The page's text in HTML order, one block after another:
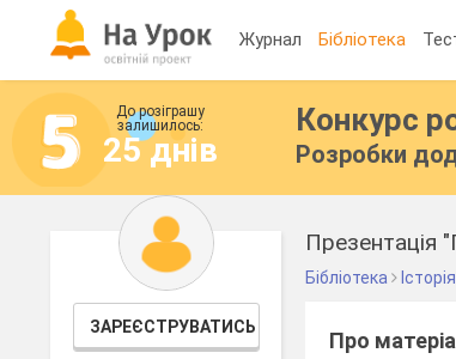
Журнал Бібліотека
До розіграшу
залишилось:
25 днів
Конкурс
Розробки
ЗАРЕЄСТРУВАТИСЬ
Бібліотека
Про